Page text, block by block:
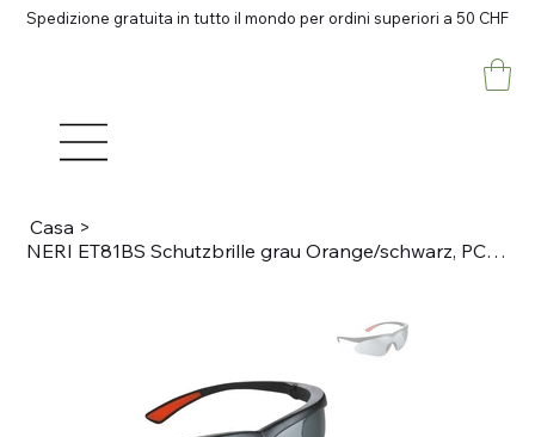
Spedizione gratuita in tutto il mondo per ordini superiori a 50 CHF
Casa >
NERI ET81BS Schutzbrille grau Orange/schwarz, PC Anti-kratz, anti-fog